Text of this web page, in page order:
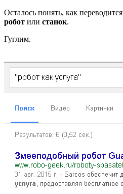
Осталось понять, как переводится
робот или станок.
Гуглим.